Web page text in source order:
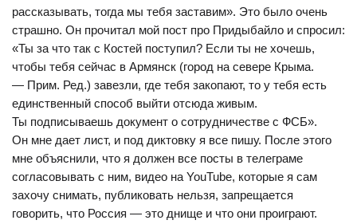
рассказывать, тогда мы тебя заставим». Это было очень
страшно. Он прочитал мой пост про Придыбайло и спросил:
«Ты за что так с Костей поступил? Если ты не хочешь,
чтобы тебя сейчас в Армянск (город на севере Крыма.
— Прим. Ред.) завезли, где тебя закопают, то у тебя есть
единственный способ выйти отсюда живым.
Ты подписываешь документ о сотрудничестве с ФСБ».
Он мне дает лист, и под диктовку я все пишу. После этого
мне объяснили, что я должен все посты в телеграме
согласовывать с ним, видео на YouTube, которые я сам
захочу снимать, публиковать нельзя, запрещается
говорить, что Россия — это днище и что они проиграют.